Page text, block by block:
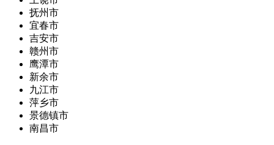
抚州市
宜春市
吉安市
赣州市
鹰潭市
新余市
九江市
萍乡市
景德镇市
南昌市